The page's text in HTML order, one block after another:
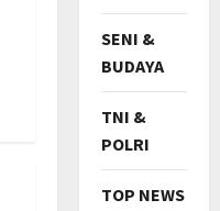
SENI &
BUDAYA
TNI &
POLRI
TOP NEWS